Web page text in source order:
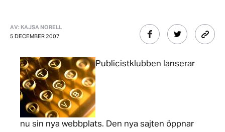
AV: KAJSA NORELL
5 DECEMBER 2007
Publicistklubben lanserar
nu sin nya webbplats. Den nya sajten öppnar